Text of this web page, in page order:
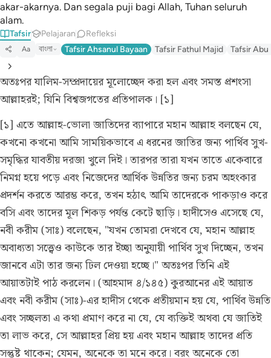
akar-akarnya. Dan segala puji bagi Allah, Tuhan seluruh
alam.
Tafsir Pelajaran Refleksi
Aa বাংলা Tafsir Ahsanul Bayaan Tafsir Fathul Majid Tafsir Abu
অতঃপর যালিম-সম্প্রদায়ের মূলোচ্ছেদ করা হল এবং সমস্ত প্রশংসা
আল্লাহরই; যিনি বিশ্বজগতের প্রতিপালক। [১]
[১] এতে আল্লাহ-ভোলা জাতিদের ব্যাপারে মহান আল্লাহ বলছেন যে,
কখনো কখনো আমি সাময়িকভাবে এ ধরনের জাতির জন্য পার্থিব সুখ-
সমৃদ্ধির যাবতীয় দরজা খুলে দিই। তারপর তারা যখন তাতে একেবারে
নিমগ্ন হয়ে পড়ে এবং নিজেদের আর্থিক উন্নতির জন্য চরম অহংকার
প্রদর্শন করতে আরম্ভ করে, তখন হঠাৎ আমি তাদেরকে পাকড়াও করে
বসি এবং তাদের মূল শিকড় পর্যন্ত কেটে ছাড়ি। হাদীসেও এসেছে যে,
নবী করীম (সাঃ) বলেছেন, "যখন তোমরা দেখবে যে, মহান আল্লাহ
অবাধ্যতা সত্ত্বেও কাউকে তার ইচ্ছা অনুযায়ী পার্থিব সুখ দিচ্ছেন, তখন
জানবে এটা তার জন্য ঢিল দেওয়া হচ্ছে।" অতঃপর তিনি এই
আয়াতটাই পাঠ করলেন। (আহমাদ ৪/১৪৫)কুরআনের এই আয়াত
এবং নবী করীম (সাঃ)-এর হাদীস থেকে প্রতীয়মান হয় যে, পার্থিব উন্নতি
এবং সচ্ছলতা এ কথা প্রমাণ করে না যে, যে ব্যক্তিই অথবা যে জাতিই
তা লাভ করে, সে আল্লাহর প্রিয় হয় এবং মহান আল্লাহ তাদের প্রতি
সন্তুষ্ট থাকেন; যেমন, অনেকে তা মনে করে। বরং অনেকে তো